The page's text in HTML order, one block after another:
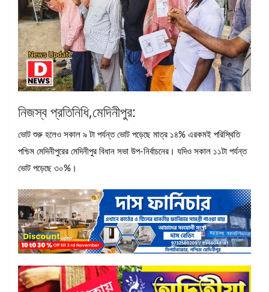
নিজস্ব প্রতিনিধি,মেদিনীপুর:
ভোট শুরু হলেও সকাল ৯ টা পর্যন্ত ভোট পড়েছে মাত্র ১৪% এরকমই পরিস্থিতি
পশ্চিম মেদিনীপুরের মেদিনীপুর বিধান সভা উপ-নির্বাচনের। যদিও সকাল ১১টা পর্যন্ত
ভোট পড়েছে ৩০%।